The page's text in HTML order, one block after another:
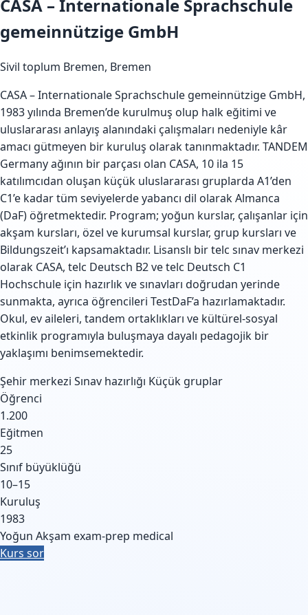
CASA – Internationale Sprachschule
gemeinnützige GmbH
Sivil toplum Bremen, Bremen
CASA – Internationale Sprachschule gemeinnützige GmbH,
1983 yılında Bremen’de kurulmuş olup halk eğitimi ve
uluslararası anlayış alanındaki çalışmaları nedeniyle kâr
amacı gütmeyen bir kuruluş olarak tanınmaktadır. TANDEM
Germany ağının bir parçası olan CASA, 10 ila 15
katılımcıdan oluşan küçük uluslararası gruplarda A1’den
C1’e kadar tüm seviyelerde yabancı dil olarak Almanca
(DaF) öğretmektedir. Program; yoğun kurslar, çalışanlar için
akşam kursları, özel ve kurumsal kurslar, grup kursları ve
Bildungszeit’ı kapsamaktadır. Lisanslı bir telc sınav merkezi
olarak CASA, telc Deutsch B2 ve telc Deutsch C1
Hochschule için hazırlık ve sınavları doğrudan yerinde
sunmakta, ayrıca öğrencileri TestDaF’a hazırlamaktadır.
Okul, ev aileleri, tandem ortaklıkları ve kültürel-sosyal
etkinlik programıyla buluşmaya dayalı pedagojik bir
yaklaşımı benimsemektedir.
Şehir merkezi Sınav hazırlığı Küçük gruplar
Öğrenci
1.200
Eğitmen
25
Sınıf büyüklüğü
10–15
Kuruluş
1983
Yoğun Akşam exam-prep medical
Kurs sor